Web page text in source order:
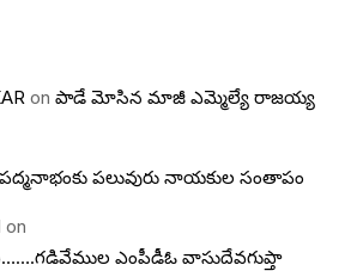
onపాడే మోసిన మాజీ ఎమ్మెల్యే రాజయ్య
పలువురు నాయకుల సంతాపం
on
ఎంపీడీఓ వాసుదేవగుప్తా